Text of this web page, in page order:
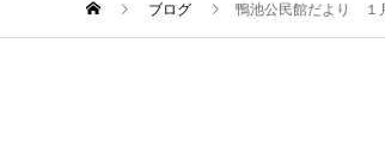
ブログ 鴨池公民館だより １